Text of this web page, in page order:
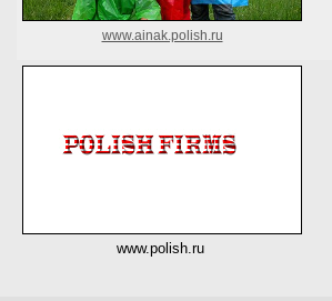
www.ainak.polish.ru
www.polish.ru